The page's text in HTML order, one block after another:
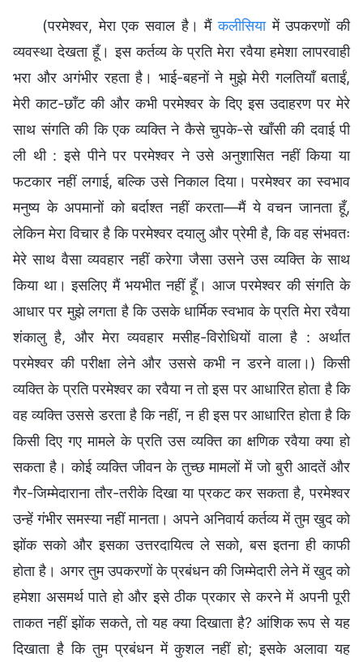
(परमेश्वर, मेरा एक सवाल है। मैंकलीसियामें उपकरणों की
व्यवस्था देखता हूँ। इस कर्तव्य के प्रति मेरा रवैया हमेशा लापरवाही
भरा और अगंभीर रहता है। भाई-बहनों ने मुझे मेरी गलतियाँ बताईं,
मेरी काट-छाँट की और कभी परमेश्वर के दिए इस उदाहरण पर मेरे
साथ संगति की कि एक व्यक्ति ने कैसे चुपके-से खाँसी की दवाई पी
ली थी : इसे पीने पर परमेश्वर ने उसे अनुशासित नहीं किया या
फटकार नहीं लगाई, बल्कि उसे निकाल दिया। परमेश्वर का स्वभाव
मनुष्य के अपमानों को बर्दाश्त नहीं करता—मैं ये वचन जानता हूँ,
लेकिन मेरा विचार है कि परमेश्वर दयालु और प्रेमी है, कि वह संभवतः
मेरे साथ वैसा व्यवहार नहीं करेगा जैसा उसने उस व्यक्ति के साथ
किया था। इसलिए मैं भयभीत नहीं हूँ। आज परमेश्वर की संगति के
आधार पर मुझे लगता है कि उसके धार्मिक स्वभाव के प्रति मेरा रवैया
शंकालु है, और मेरा व्यवहार मसीह-विरोधियों वाला है : अर्थात
परमेश्वर की परीक्षा लेने और उससे कभी न डरने वाला।) किसी
व्यक्ति के प्रति परमेश्वर का रवैया न तो इस पर आधारित होता है कि
वह व्यक्ति उससे डरता है कि नहीं, न ही इस पर आधारित होता है कि
किसी दिए गए मामले के प्रति उस व्यक्ति का क्षणिक रवैया क्या हो
सकता है। कोई व्यक्ति जीवन के तुच्छ मामलों में जो बुरी आदतें और
गैर-जिम्मेदाराना तौर-तरीके दिखा या प्रकट कर सकता है, परमेश्वर
उन्हें गंभीर समस्या नहीं मानता। अपने अनिवार्य कर्तव्य में तुम खुद को
झोंक सको और इसका उत्तरदायित्व ले सको, बस इतना ही काफी
होता है। अगर तुम उपकरणों के प्रबंधन की जिम्मेदारी लेने में खुद को
हमेशा असमर्थ पाते हो और इसे ठीक प्रकार से करने में अपनी पूरी
ताकत नहीं झोंक सकते, तो यह क्या दिखाता है? आंशिक रूप से यह
दिखाता है कि तुम प्रबंधन में कुशल नहीं हो; इसके अलावा यह